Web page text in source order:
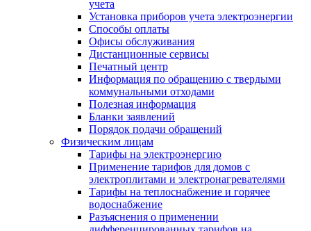
учета
Установка приборов учета электроэнергии
Способы оплаты
Офисы обслуживания
Дистанционные сервисы
Печатный центр
Информация по обращению с твердыми
коммунальными отходами
Полезная информация
Бланки заявлений
Порядок подачи обращений
Физическим лицам
Тарифы на электроэнергию
Применение тарифов для домов с
электроплитами и электронагревателями
Тарифы на теплоснабжение и горячее
водоснабжение
Разъяснения о применении